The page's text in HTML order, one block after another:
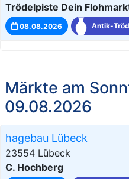
Trödelpiste Dein
08.08.2026 Antik-
Märkte am
09.08.2026
hagebau Lübeck
23554 Lübeck
C. Hochberg